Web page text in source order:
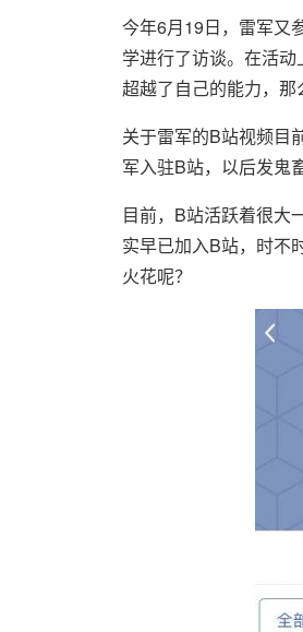
今年6月19日，雷军又
学进行了访谈。在活
超越了自己的能力，那
关于雷军的B站视频目
军入驻B站，以后发鬼
目前，B站活跃着很大
实早已加入B站，时不
火花呢？